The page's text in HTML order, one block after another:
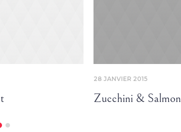
28 JANVIER 2015
Zucchini & Salmon